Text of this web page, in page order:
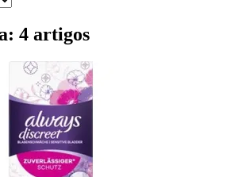
4 artigos